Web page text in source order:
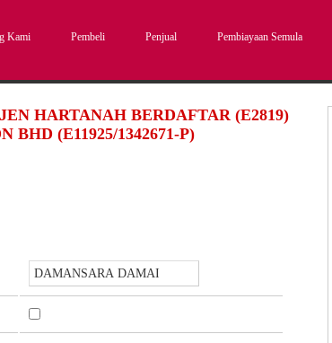
Kami Pembeli Penjual Pembiayaan Semula
HARTANAH BERDAFTAR (E2819)
BHD (E11925/1342671-P)